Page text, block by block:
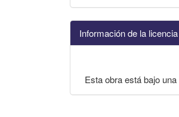
Información de la licencia
Esta obra está bajo una